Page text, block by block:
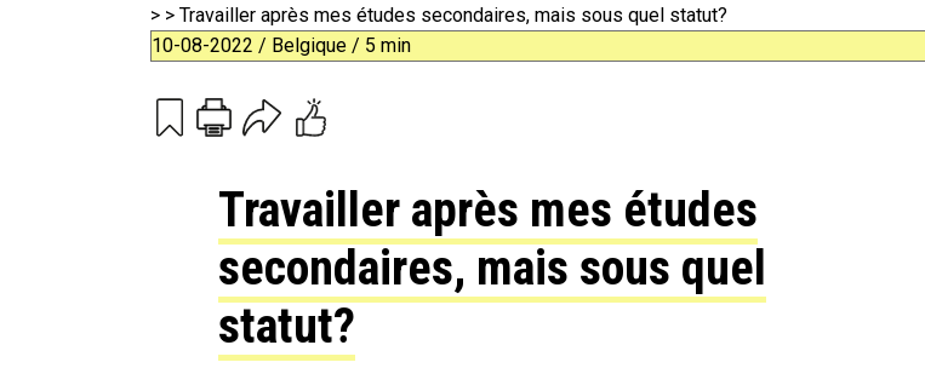
> > Travailler après mes études secondaires, mais sous quel statut?
10-08-2022 / Belgique / 5 min
PrintEmail
Travailler après mes études
secondaires, mais sous quel
statut?